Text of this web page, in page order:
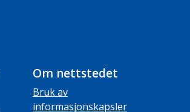
Om nettstedet
Bruk av
informasjonskapsler